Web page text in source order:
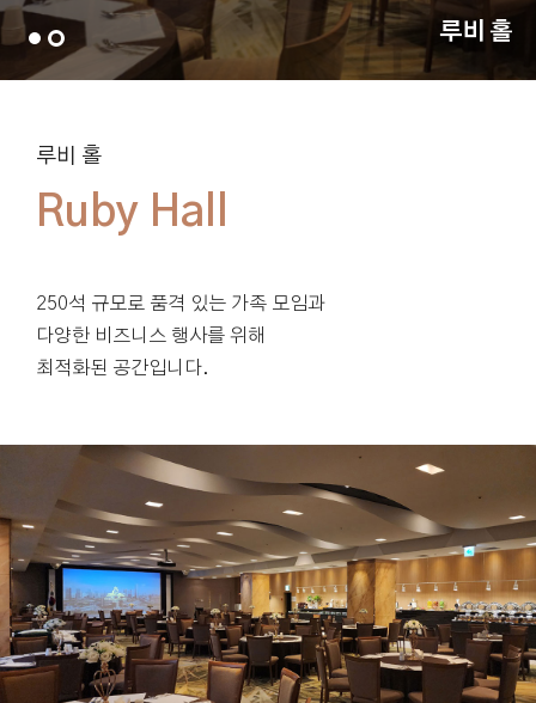
루비 홀
루비 홀
250석 규모로 품격 있는 가족 모임과
다양한 비즈니스 행사를 위해
최적화된 공간입니다.